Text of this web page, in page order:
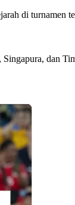
di turnamen
dan